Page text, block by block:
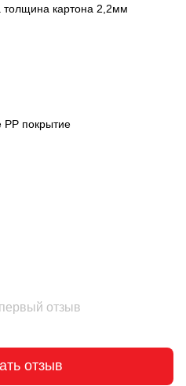
толщина картона 2,2мм
РР покрытие
отзыв
отзыв